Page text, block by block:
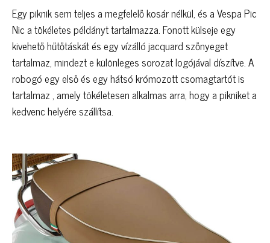
Egy piknik sem teljes a megfelelő kosár nélkül, és a Vespa Pic
Nic a tökéletes példányt tartalmazza. Fonott külseje egy
kivehető hűtőtáskát és egy vízálló jacquard szőnyeget
tartalmaz, mindezt e különleges sorozat logójával díszítve. A
robogó egy első és egy hátsó krómozott csomagtartót is
tartalmaz , amely tökéletesen alkalmas arra, hogy a pikniket a
kedvenc helyére szállítsa.